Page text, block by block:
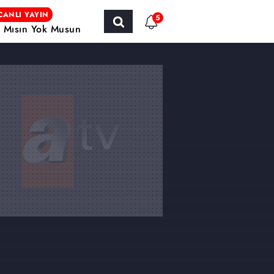
YAYIN
Yok Musun
5